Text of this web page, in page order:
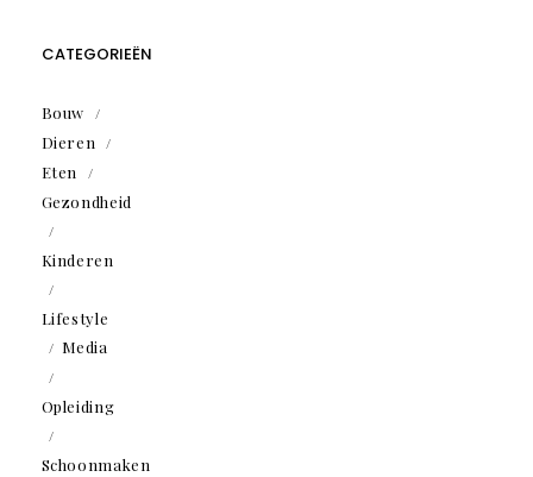
CATEGORIEËN
Bouw
Dieren
Eten
Gezondheid
Kinderen
Lifestyle
Media
Opleiding
Schoonmaken